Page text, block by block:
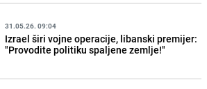
31.05.26. 09:04
Izrael širi vojne operacije, libanski premijer:
"Provodite politiku spaljene zemlje!"